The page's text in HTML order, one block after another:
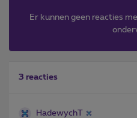
Er kunnen geen reacties
3 reacties
HadewychT